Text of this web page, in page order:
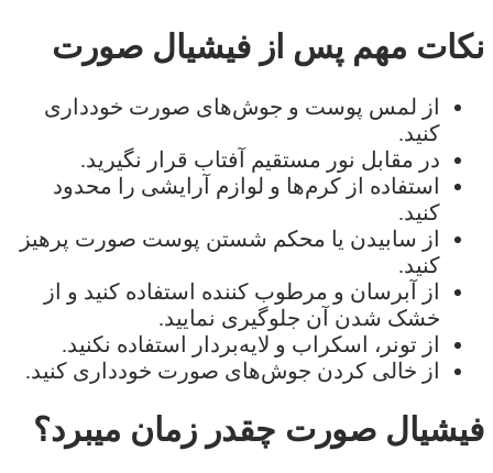
نکات مهم پس از فیشیال صورت
از لمس پوست و جوش‌های صورت خودداری
کنید.
در مقابل نور مستقیم آفتاب قرار نگیرید.
استفاده از کرم‌ها و لوازم آرایشی را محدود
کنید.
از سابیدن یا محکم شستن پوست صورت پرهیز
کنید.
از آبرسان و مرطوب کننده استفاده کنید و از
خشک شدن آن جلوگیری نمایید.
از تونر، اسکراب و لایه‌بردار استفاده نکنید.
از خالی کردن جوش‌های صورت خودداری کنید.
فیشیال صورت چقدر زمان میبرد؟